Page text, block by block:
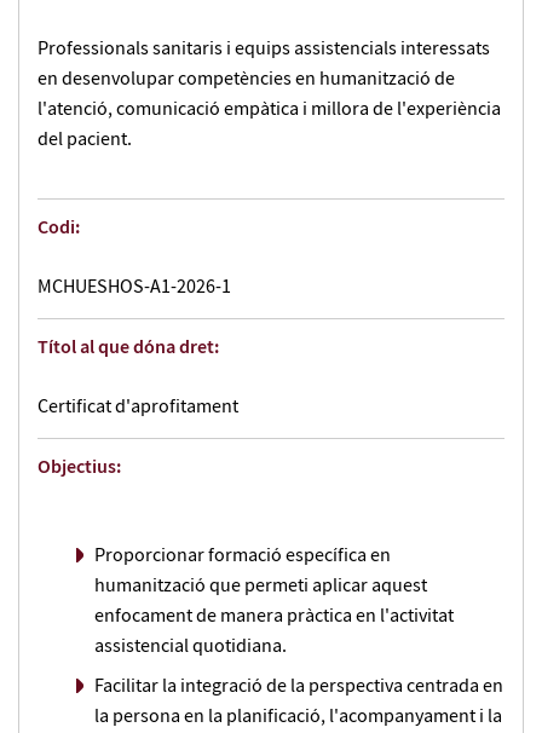
Professionals sanitaris i equips assistencials interessats
en desenvolupar competències en humanització de
l'atenció, comunicació empàtica i millora de l'experiència
del pacient.
Codi:
MCHUESHOS-A1-2026-1
Títol al que dóna dret:
Certificat d'aprofitament
Objectius:
Proporcionar formació específica en
humanització que permeti aplicar aquest
enfocament de manera pràctica en l'activitat
assistencial quotidiana.
Facilitar la integració de la perspectiva centrada en
la persona en la planificació, l'acompanyament i la